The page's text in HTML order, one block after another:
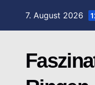
7. August 2026